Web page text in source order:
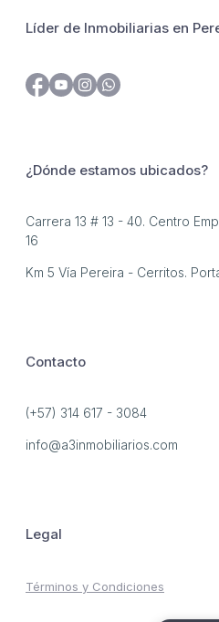
Líder de Inmobiliarias en
¿Dónde estamos ubicados?
Carrera 13 # 13 - 40. Centro
16
Km 5 Vía Pereira - Cerritos.
Contacto
(+57) 314 617 - 3084
info@a3inmobiliarios.com
Legal
Términos y Condiciones